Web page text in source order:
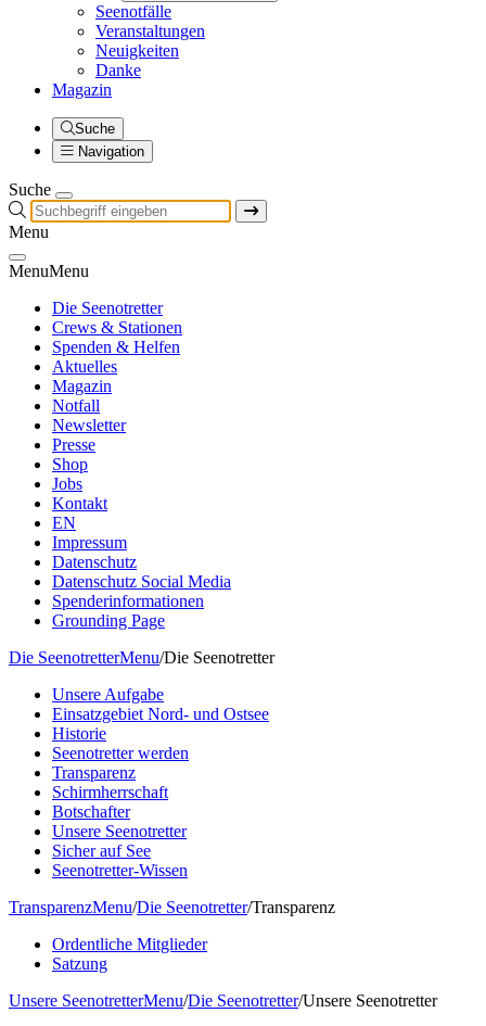
Seenotfälle
Veranstaltungen
Neuigkeiten
Danke
Magazin
Suche
Navigation
Suche
Menu
MenuMenu
Die Seenotretter
Crews & Stationen
Spenden & Helfen
Aktuelles
Magazin
Notfall
Newsletter
Presse
Shop
Jobs
Kontakt
EN
Impressum
Datenschutz
Datenschutz Social Media
Spenderinformationen
Grounding Page
Die SeenotretterMenu/Die Seenotretter
Unsere Aufgabe
Einsatzgebiet Nord- und Ostsee
Historie
Seenotretter werden
Transparenz
Schirmherrschaft
Botschafter
Unsere Seenotretter
Sicher auf See
Seenotretter-Wissen
TransparenzMenu/Die Seenotretter/Transparenz
Ordentliche Mitglieder
Satzung
Unsere SeenotretterMenu/Die Seenotretter/Unsere Seenotretter